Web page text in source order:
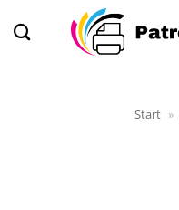
Inhalt
Start »